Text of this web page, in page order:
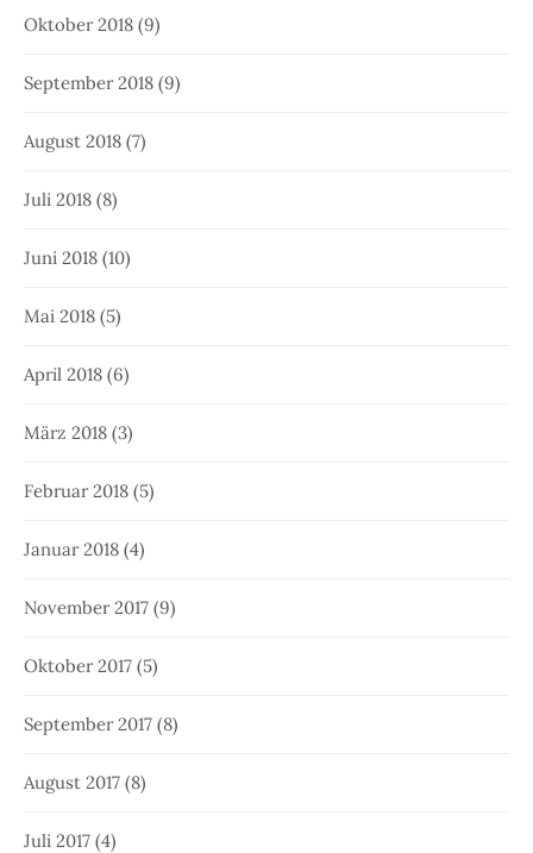
Oktober 2018 (9)
September 2018 (9)
August 2018 (7)
Juli 2018 (8)
Juni 2018 (10)
Mai 2018 (5)
April 2018 (6)
März 2018 (3)
Februar 2018 (5)
Januar 2018 (4)
November 2017 (9)
Oktober 2017 (5)
September 2017 (8)
August 2017 (8)
Juli 2017 (4)